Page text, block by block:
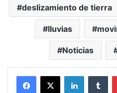
deslizamiento de tierra
lluvias
Noticias
LinkedIn